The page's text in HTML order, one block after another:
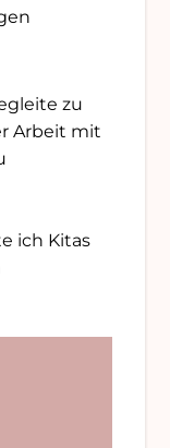
zu
Arbeit mit
ich Kitas